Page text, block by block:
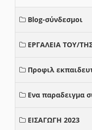
Blog-σύνδεσμοι
ΕΡΓΑΛΕΙΑ ΤΟΥ/
Προφιλ
Ενα παραδειγμα
ΕΙΣΑΓΩΓΗ 2023